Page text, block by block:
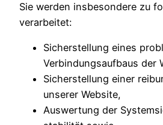
Sie werden insbesondere zu
verarbeitet:
Sicherstellung eines
Verbindungsaufbaus der
Sicherstellung einer
unserer Website,
Auswertung der